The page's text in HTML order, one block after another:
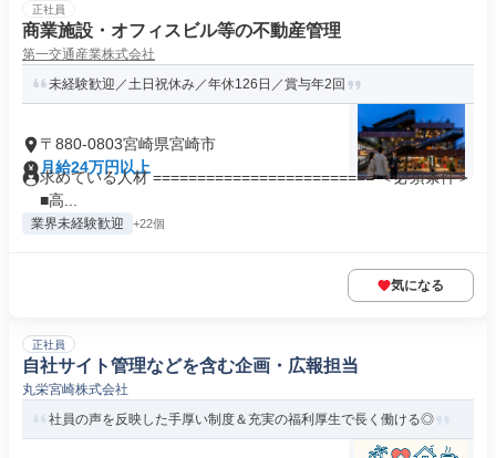
正社員
商業施設・オフィスビル等の不動産管理
第一交通産業株式会社
未経験歓迎／土日祝休み／年休126日／賞与年2回
〒880-0803宮崎県宮崎市
月給24万円以上
求めている人材 ========================= ＜必須条件＞
■高...
業界未経験歓迎 +22個
気になる
正社員
自社サイト管理などを含む企画・広報担当
丸栄宮崎株式会社
社員の声を反映した手厚い制度＆充実の福利厚生で長く働ける◎